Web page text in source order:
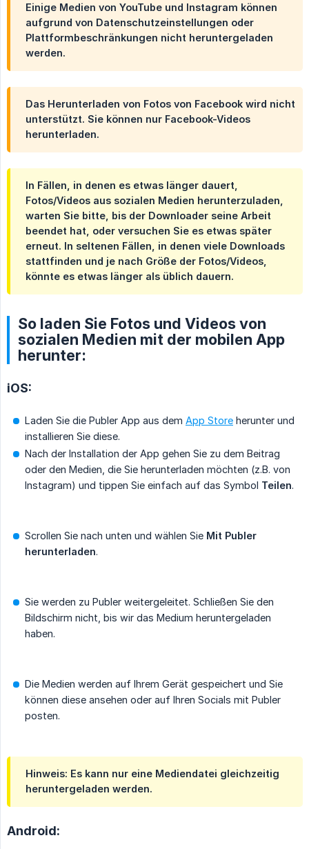
Einige Medien von YouTube und Instagram können
aufgrund von Datenschutzeinstellungen oder
Plattformbeschränkungen nicht heruntergeladen
werden.
Das Herunterladen von Fotos von Facebook wird nicht
unterstützt. Sie können nur Facebook-Videos
herunterladen.
In Fällen, in denen es etwas länger dauert,
Fotos/Videos aus sozialen Medien herunterzuladen,
warten Sie bitte, bis der Downloader seine Arbeit
beendet hat, oder versuchen Sie es etwas später
erneut. In seltenen Fällen, in denen viele Downloads
stattfinden und je nach Größe der Fotos/Videos,
könnte es etwas länger als üblich dauern.
So laden Sie Fotos und Videos von
sozialen Medien mit der mobilen App
herunter:
iOS:
Laden Sie die Publer App aus dem App Store herunter und
installieren Sie diese.
Nach der Installation der App gehen Sie zu dem Beitrag
oder den Medien, die Sie herunterladen möchten (z.B. von
Instagram) und tippen Sie einfach auf das Symbol Teilen.
Scrollen Sie nach unten und wählen Sie Mit Publer
herunterladen.
Sie werden zu Publer weitergeleitet. Schließen Sie den
Bildschirm nicht, bis wir das Medium heruntergeladen
haben.
Die Medien werden auf Ihrem Gerät gespeichert und Sie
können diese ansehen oder auf Ihren Socials mit Publer
posten.
Hinweis: Es kann nur eine Mediendatei gleichzeitig
heruntergeladen werden.
Android: